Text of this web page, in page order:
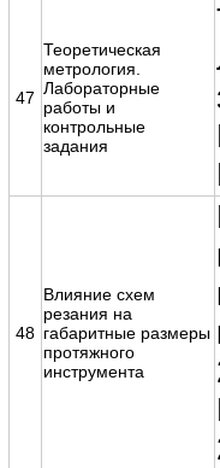
47
Теоретическая
метрология.
Лабораторные
работы и
контрольные
задания
48
Влияние схем
резания на
габаритные размеры
протяжного
инструмента